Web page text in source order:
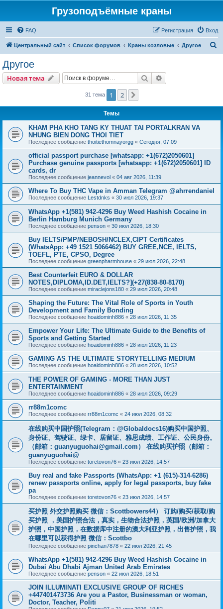
Грузоподъёмные краны
FAQ Вход
Регистрация
Центральный сайт Список форумов Краны козловые Другое
Другое
Новая тема Поиск
31 тема 1 2
Темы
KHAM PHA KHO TANG KY THUAT TAI PORTALKRAN VA
NHUNG BIEN DONG THOI TIET
Последнее сообщение thoitiethomnayorgg « Сегодня, 07:09
official passport purchase [whatsapp: +1(672)2050601]
Purchase genuine passports [whatsapp: +1(672)2050601] ID
cards, dr
Последнее сообщение jeannevol « 04 авг 2026, 11:39
Where To Buy THC Vape in Amman Telegram @ahrrendaniel
Последнее сообщение Lestdnks « 30 июл 2026, 19:37
WhatsApp +1(581) 942-4296 Buy Weed Hashish Cocaine in
Berlin Hamburg Munich Germany
Последнее сообщение penson « 30 июл 2026, 18:30
Buy IELTS/PMP/NEBOSH/NCLEX,CIPT Certificates
(WhatsApp: +49 1521 5066462) BUY GREE,NCE, IELTS,
TOEFL, PTE, CPSO, Degree
Последнее сообщение greenpharmhouse « 29 июл 2026, 22:48
Best Counterfeit EURO & DOLLAR
NOTES,DIPLOMA,ID.DET,IELTS?](+27(838-80-8170)
Последнее сообщение miraclejons180 « 29 июл 2026, 20:48
Shaping the Future: The Vital Role of Sports in Youth
Development and Family Bonding
Последнее сообщение hoaidominh886 « 28 июл 2026, 11:35
Empower Your Life: The Ultimate Guide to the Benefits of
Sports and Getting Started
Последнее сообщение hoaidominh886 « 28 июл 2026, 11:23
GAMING AS THE ULTIMATE STORYTELLING MEDIUM
Последнее сообщение hoaidominh886 « 28 июл 2026, 10:52
THE POWER OF GAMING - MORE THAN JUST
ENTERTAINMENT
Последнее сообщение hoaidominh886 « 28 июл 2026, 09:29
rr88m1comc
Последнее сообщение rr88m1comc « 24 июл 2026, 08:32
在线购买中国护照(Telegram：@Globaldocs16)购买中国护照、
身份证、驾驶证、绿卡、居留证、雅思成绩、工作证、公民身份。
（邮箱： guanyuguohai@gmail.com ） 在线购买护照（邮箱：
guanyuguohai@
Последнее сообщение toretovon76 « 23 июл 2026, 14:57
Buy real and fake Passports (WhatsApp: +1 (615)-314-6286)
renew passports online, apply for legal passports, buy fake
pa
Последнее сообщение toretovon76 « 23 июл 2026, 14:57
买护照 外交护照购买 微信：Scottbowers44） 订购/购买/获取/购
买护照 ，美国护照合法，真实，生物合法护照，英国/欧洲/加拿大
护照，中国护照，在数据库中注册的澳大利亚护照，出售护照，我
在哪里可以获得护照 微信：Scottbo
Последнее сообщение pinchan7878 « 22 июл 2026, 21:45
WhatsApp +1(581) 942-4296 Buy Weed Hashish Cocaine in
Dubai Abu Dhabi Ajman United Arab Emirates
Последнее сообщение penson « 22 июл 2026, 18:51
JOIN ILLUMINATI EXCLUSIVE GROUP OF RICHES
+447401473736 Are you a Pastor, Businessman or woman,
Doctor, Teacher, Politi